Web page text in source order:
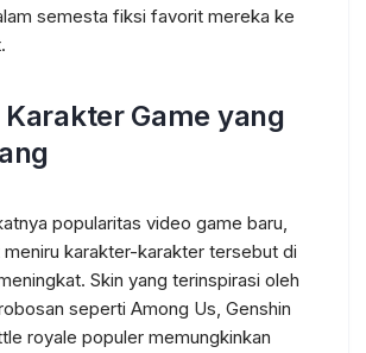
semesta fiksi favorit mereka ke
Karakter Game yang
popularitas video game baru,
meniru karakter-karakter tersebut di
Skin yang terinspirasi oleh
seperti Among Us, Genshin
royale populer memungkinkan